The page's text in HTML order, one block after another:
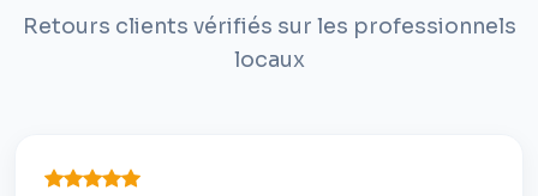
Retours clients vérifiés sur les professionnels
locaux